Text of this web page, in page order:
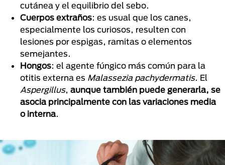
cutánea y el equilibrio del sebo.
Cuerpos extraños: es usual que los canes,
especialmente los curiosos, resulten con
lesiones por espigas, ramitas o elementos
semejantes.
Hongos: el agente fúngico más común para la
otitis externa es Malassezia pachydermatis. El
Aspergillus, aunque también puede generarla, se
asocia principalmente con las variaciones media
o interna.